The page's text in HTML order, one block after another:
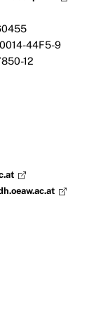
44F5-9
12